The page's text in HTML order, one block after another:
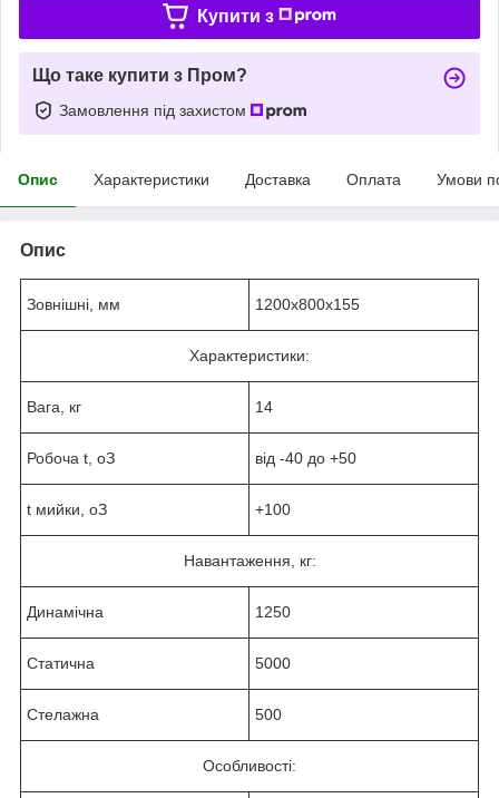
Купити з
Що таке купити з Пром?
Замовлення під захистом
Опис Характеристики Доставка Оплата Умови
Опис
Зовнішні, мм 1200х800х155
Характеристики:
Вага, кг 14
Робоча t, oЗ від -40 до +50
t мийки, oЗ +100
Навантаження, кг:
Динамічна 1250
Статична 5000
Стелажна 500
Особливості: